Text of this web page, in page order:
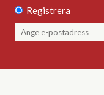
Registrera